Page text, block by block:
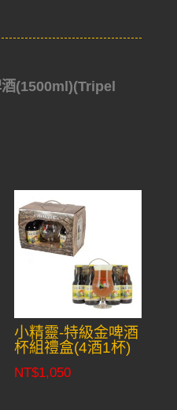
(1500ml)(Tripel
小精靈-特級金啤酒
杯組禮盒(4酒1杯)
NT$1,050